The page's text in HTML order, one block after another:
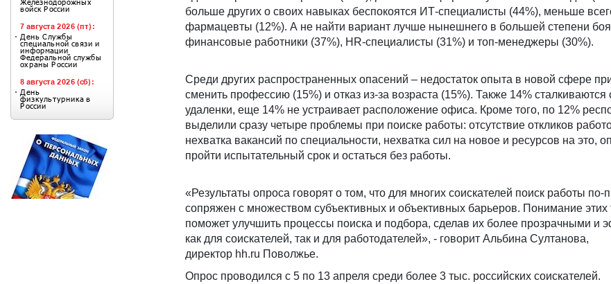
больше других о своих навыках беспокоятся ИТ-специалисты (44%), меньше
фармацевты (12%). А не найти вариант лучше нынешнего в большей степени
финансовые работники (37%), HR-специалисты (31%) и топ-менеджеры (30%).
Среди других распространенных опасений – недостаток опыта в новой сфере
сменить профессию (15%) и отказ из-за возраста (15%). Также 14% сталкиваются
удаленки, еще 14% не устраивает расположение офиса. Кроме того, по 12%
выделили сразу четыре проблемы при поиске работы: отсутствие откликов
нехватка вакансий по специальности, нехватка сил на новое и ресурсов на это,
пройти испытательный срок и остаться без работы.
«Результаты опроса говорят о том, что для многих соискателей поиск работы
сопряжен с множеством субъективных и объективных барьеров. Понимание этих
поможет улучшить процессы поиска и подбора, сделав их более прозрачными и
как для соискателей, так и для работодателей», - говорит Альбина Султанова,
директор hh.ru Поволжье.
Опрос проводился с 5 по 13 апреля среди более 3 тыс. российских соискателей.